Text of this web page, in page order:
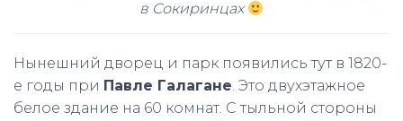
в Cокиринцах
Нынешний дворец и парк появились тут в 1820-
е годы при Павле Галагане. Это двухэтажное
белое здание на 60 комнат. С тыльной стороны